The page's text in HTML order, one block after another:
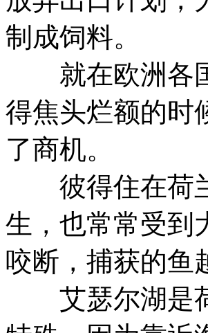
制成饲料。
就在欧洲各国
得焦头烂额的时
了商机。
彼得住在荷兰
生，也常常受到
咬断，捕获的鱼
艾瑟尔湖是荷